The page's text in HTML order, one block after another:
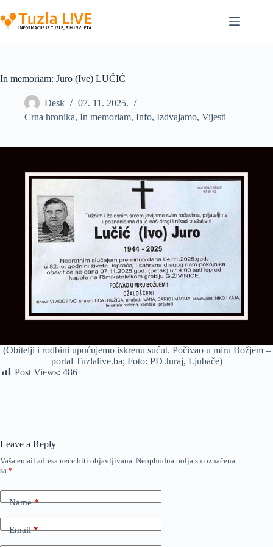
to
content
In memoriam: Juro (Ive) LUČIĆ
Desk
07. 11. 2025.
Crna hronika, In memoriam, Info, Izdvajamo, Vijesti
(Obitelji i rodbini upućujemo iskrenu sućut. Počivao u miru Božjem –
portal Tuzlalive.ba; Foto: PD Juraj, Ljubače)
Post Views: 486
Leave a Reply
Vaša email adresa neće biti objavljivana. Neophodna polja su označena
sa *
Name*
Email*